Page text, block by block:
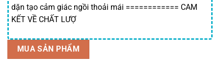
dặn tạo cảm giác ngồi thoải mái ============ CAM
KẾT VỀ CHẤT LƯỢ
MUA SẢN PHẨM